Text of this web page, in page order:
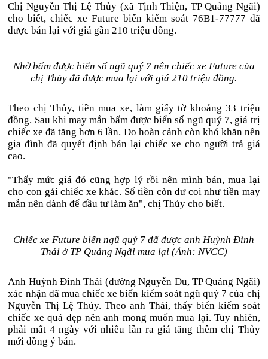
Chị Nguyễn Thị Lệ Thủy (xã Tịnh Thiện, TP Quảng Ngãi)
cho biết, chiếc xe Future biển kiểm soát 76B1-77777 đã
được bán lại với giá gần 210 triệu đồng.
Nhờ bấm được biển số ngũ quý 7 nên chiếc xe Future của
chị Thủy đã được mua lại với giá 210 triệu đồng.
Theo chị Thủy, tiền mua xe, làm giấy tờ khoảng 33 triệu
đồng. Sau khi may mắn bấm được biển số ngũ quý 7, giá trị
chiếc xe đã tăng hơn 6 lần. Do hoàn cảnh còn khó khăn nên
gia đình đã quyết định bán lại chiếc xe cho người trả giá
cao.
"Thấy mức giá đó cũng hợp lý rồi nên mình bán, mua lại
cho con gái chiếc xe khác. Số tiền còn dư coi như tiền may
mắn nên dành để đầu tư làm ăn", chị Thủy cho biết.
Chiếc xe Future biển ngũ quý 7 đã được anh Huỳnh Đình
Thái ở TP Quảng Ngãi mua lại (Ảnh: NVCC)
Anh Huỳnh Đình Thái (đường Nguyễn Du, TP Quảng Ngãi)
xác nhận đã mua chiếc xe biển kiểm soát ngũ quý 7 của chị
Nguyễn Thị Lệ Thủy. Theo anh Thái, thấy biển kiểm soát
chiếc xe quá đẹp nên anh mong muốn mua lại. Tuy nhiên,
phải mất 4 ngày với nhiều lần ra giá tăng thêm chị Thủy
mới đồng ý bán.